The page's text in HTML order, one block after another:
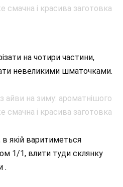
на чотири частини,
невеликими шматочками.
якій варитиметься
1/1, влити туди склянку
.